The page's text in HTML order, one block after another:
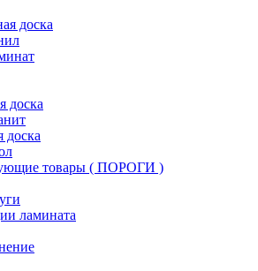
доска
доска
доска
товары ( ПОРОГИ )
ламината